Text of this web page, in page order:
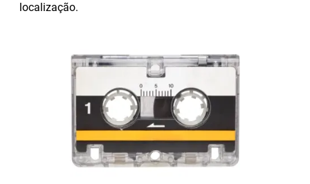
localização.